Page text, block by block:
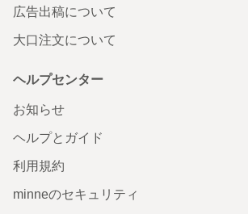
広告出稿について
大口注文について
ヘルプセンター
お知らせ
ヘルプとガイド
利用規約
minneのセキュリティ